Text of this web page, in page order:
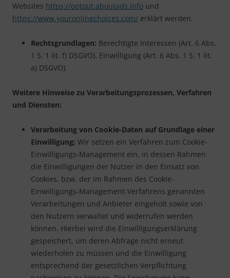
Websites https://optout.aboutads.info und
https://www.youronlinechoices.com/ erklärt werden.
Rechtsgrundlagen: Berechtigte Interessen (Art. 6 Abs.
1 S. 1 lit. f) DSGVO). Einwilligung (Art. 6 Abs. 1 S. 1 lit.
a) DSGVO).
Weitere Hinweise zu Verarbeitungsprozessen, Verfahren
und Diensten:
Verarbeitung von Cookie-Daten auf Grundlage einer
Einwilligung: Wir setzen ein Verfahren zum Cookie-
Einwilligungs-Management ein, in dessen Rahmen
die Einwilligungen der Nutzer in den Einsatz von
Cookies, bzw. der im Rahmen des Cookie-
Einwilligungs-Management-Verfahrens genannten
Verarbeitungen und Anbieter eingeholt sowie von
den Nutzern verwaltet und widerrufen werden
können. Hierbei wird die Einwilligungserklärung
gespeichert, um deren Abfrage nicht erneut
wiederholen zu müssen und die Einwilligung
entsprechend der gesetzlichen Verpflichtung